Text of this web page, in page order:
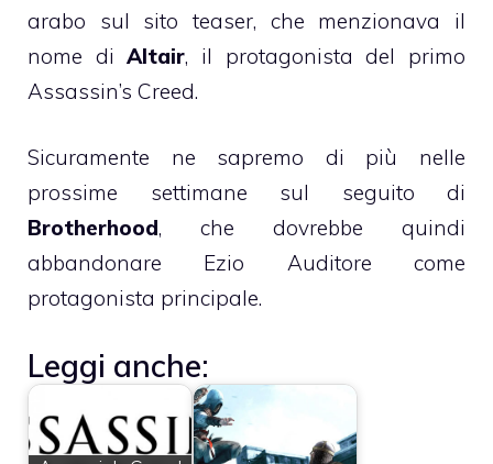
arabo sul sito teaser, che menzionava il
nome diAltair, il protagonista del primo
Assassin’s Creed.
Sicuramente ne sapremo di più nelle
prossime settimane sul seguito di
Brotherhood, che dovrebbe quindi
abbandonare Ezio Auditore come
protagonista principale.
Leggi anche: